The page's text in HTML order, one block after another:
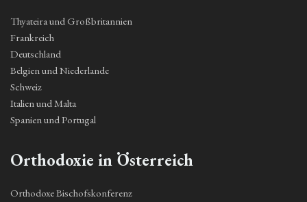
Thyateira und Großbritannien
Frankreich
Deutschland
Belgien und Niederlande
Schweiz
Italien und Malta
Spanien und Portugal
Orthodoxie in Österreich
Orthodoxe Bischofskonferenz